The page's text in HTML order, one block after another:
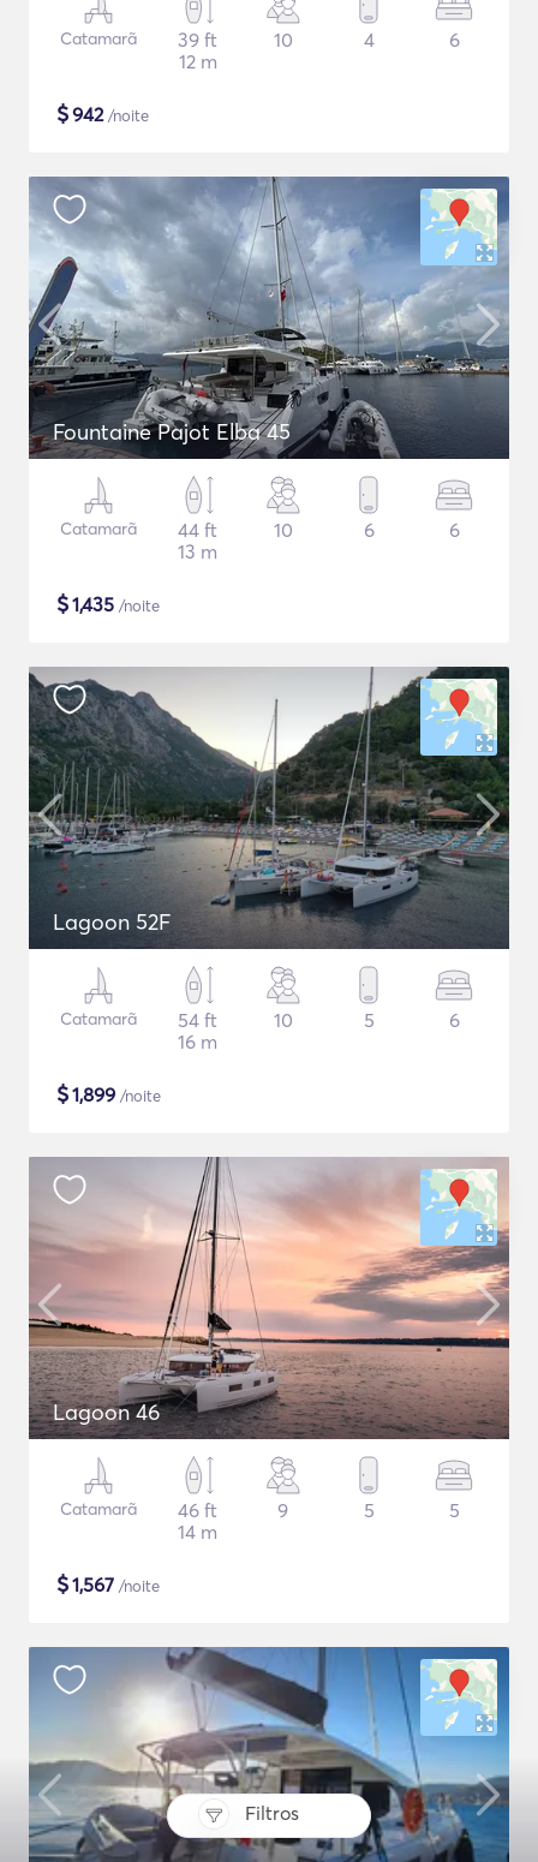
Filtros
Catamarã
39 ft
12 m
10 4 6
$942/noite
Fountaine Pajot Elba 45
Catamarã
44 ft
13 m
10 6 6
$1,435 /noite
Lagoon 52F
Catamarã
54 ft
16 m
10 5 6
$1,899 /noite
Lagoon 46
Catamarã
46 ft
14 m
9 5 5
$1,567 /noite